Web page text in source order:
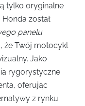
tylko oryginalne
został
panelu
że Twój motocykl
Jako
rygorystyczne
oferując
z rynku